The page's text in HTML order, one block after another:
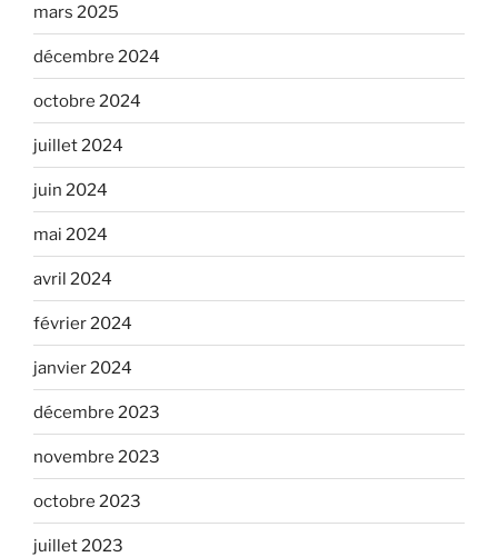
mars 2025
décembre 2024
octobre 2024
juillet 2024
juin 2024
mai 2024
avril 2024
février 2024
janvier 2024
décembre 2023
novembre 2023
octobre 2023
juillet 2023